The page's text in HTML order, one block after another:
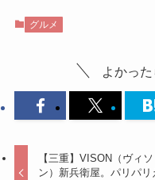
グルメ
よかっ
【三重】VISON（ヴィソ
ン）新兵衛屋。パリパリ